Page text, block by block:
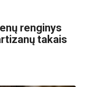
renginys
takais